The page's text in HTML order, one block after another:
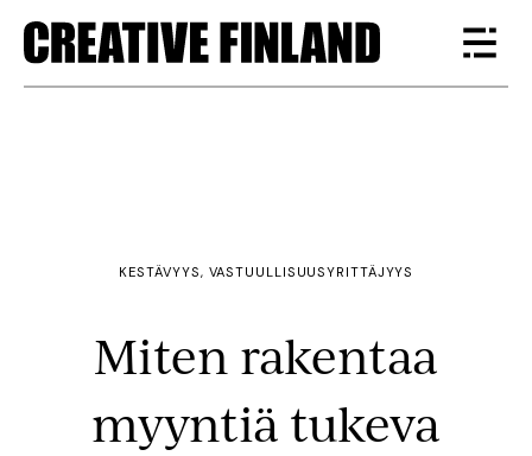
KESTÄVYYS, VASTUULLISUUSYRITTÄJYYS
Miten rakentaa
myyntiä tukeva